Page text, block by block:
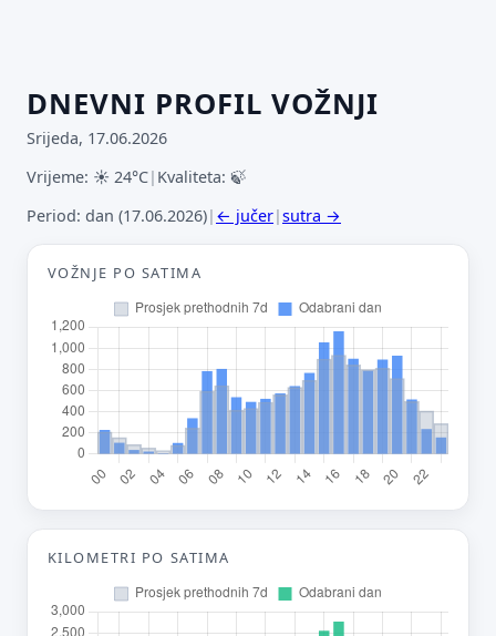
DNEVNI PROFIL VOŽNJI
Srijeda, 17.06.2026
Vrijeme: ☀ 24°C| Kvaliteta: 🍃
Period: dan (17.06.2026)| ← jučer|sutra →
VOŽNJE PO SATIMA
KILOMETRI PO SATIMA
Predloži poboljšanje ove stranice
Što bi ti ovdje bilo korisno? Koje pitanje želiš da ova
stranica može odgovoriti? (npr. “kada je
najpraznije?”, “što znači ovaj skok?”, “što još
usporediti?”)
Vrsta poruke
Povratna informacija
Prijava problema
Tvoj prijedlog